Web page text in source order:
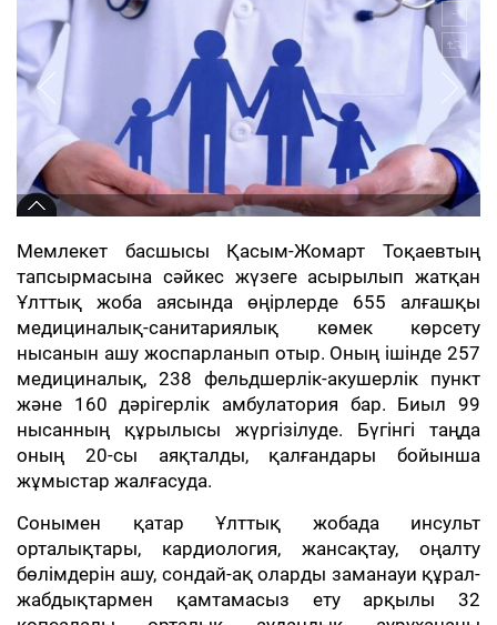
Мемлекет басшысы Қасым-Жомарт Тоқаевтың
тапсырмасына сәйкес жүзеге асырылып жатқан
Ұлттық жоба аясында өңірлерде 655 алғашқы
медициналық-санитариялық көмек көрсету
нысанын ашу жоспарланып отыр. Оның ішінде 257
медициналық, 238 фельдшерлік-акушерлік пункт
және 160 дәрігерлік амбулатория бар. Биыл 99
нысанның құрылысы жүргізілуде. Бүгінгі таңда
оның 20-сы аяқталды, қалғандары бойынша
жұмыстар жалғасуда.
Сонымен қатар Ұлттық жобада инсульт
орталықтары, кардиология, жансақтау, оңалту
бөлімдерін ашу, сондай-ақ оларды заманауи құрал-
жабдықтармен қамтамасыз ету арқылы 32